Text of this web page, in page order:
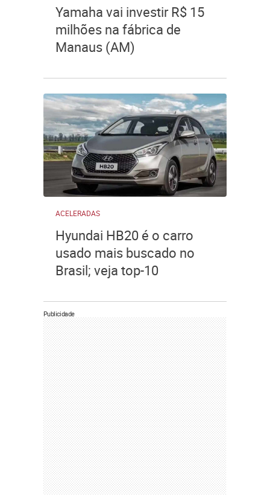
Yamaha vai investir R$ 15
milhões na fábrica de
Manaus (AM)
ACELERADAS
Hyundai HB20 é o carro
usado mais buscado no
Brasil; veja top-10
Publicidade